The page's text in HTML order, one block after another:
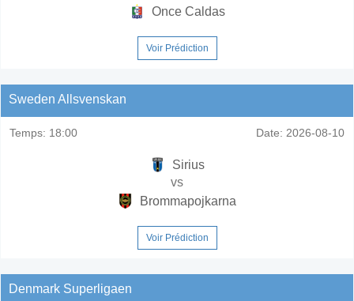
Once Caldas
Voir Prédiction
Sweden Allsvenskan
Temps: 18:00 Date: 2026-08-10
Sirius
vs
Brommapojkarna
Voir Prédiction
Denmark Superligaen